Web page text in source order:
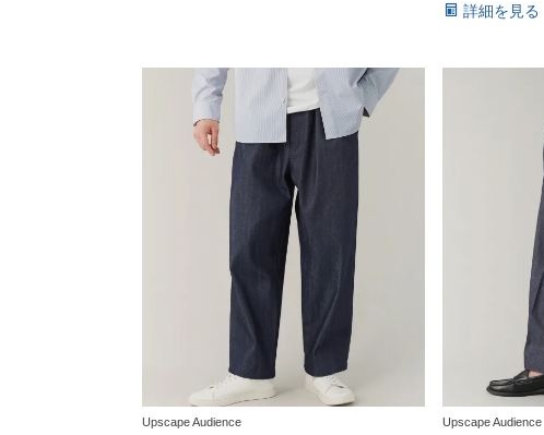
詳細を見る
Upscape Audience Upscape Audience